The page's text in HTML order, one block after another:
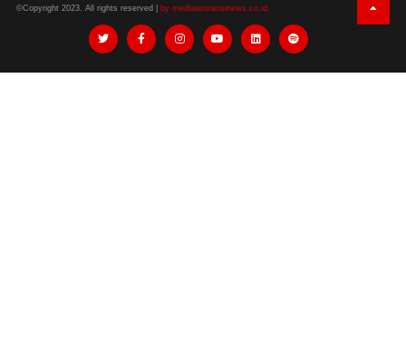
©Copyright 2023. All rights reserved | by mediaasuransinews.co.id.